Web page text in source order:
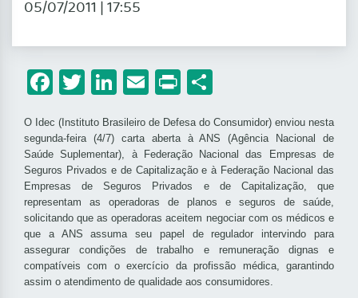
05/07/2011 | 17:55
Facebook
Twitter
LinkedIn
Email
Print
O Idec (Instituto Brasileiro de Defesa do Consumidor) enviou nesta
segunda-feira (4/7) carta aberta à ANS (Agência Nacional de
Saúde Suplementar), à Federação Nacional das Empresas de
Seguros Privados e de Capitalização e à Federação Nacional das
Empresas de Seguros Privados e de Capitalização, que
representam as operadoras de planos e seguros de saúde,
solicitando que as operadoras aceitem negociar com os médicos e
que a ANS assuma seu papel de regulador intervindo para
assegurar condições de trabalho e remuneração dignas e
compatíveis com o exercício da profissão médica, garantindo
assim o atendimento de qualidade aos consumidores.